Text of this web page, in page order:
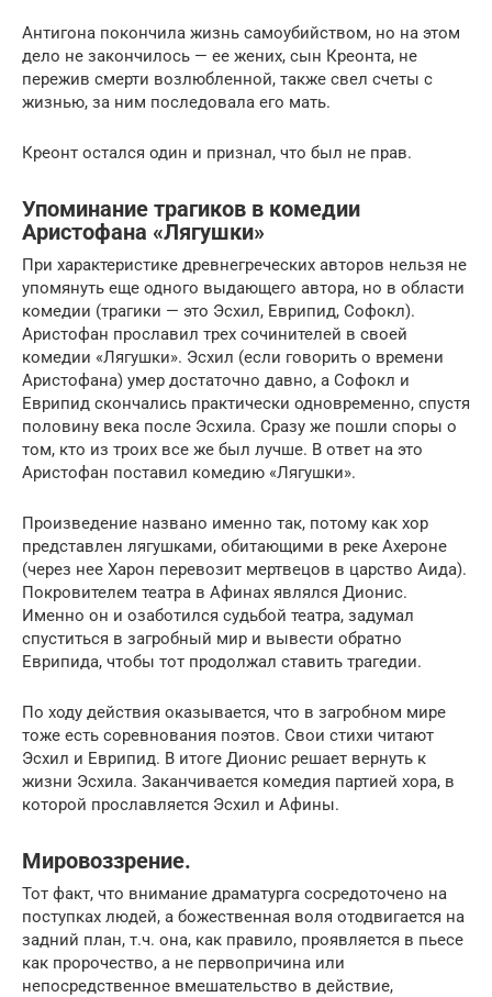
Антигона покончила жизнь самоубийством, но на этом
дело не закончилось — ее жених, сын Креонта, не
пережив смерти возлюбленной, также свел счеты с
жизнью, за ним последовала его мать.
Креонт остался один и признал, что был не прав.
Упоминание трагиков в комедии
Аристофана «Лягушки»
При характеристике древнегреческих авторов нельзя не
упомянуть еще одного выдающего автора, но в области
комедии (трагики — это Эсхил, Еврипид, Софокл).
Аристофан прославил трех сочинителей в своей
комедии «Лягушки». Эсхил (если говорить о времени
Аристофана) умер достаточно давно, а Софокл и
Еврипид скончались практически одновременно, спустя
половину века после Эсхила. Сразу же пошли споры о
том, кто из троих все же был лучше. В ответ на это
Аристофан поставил комедию «Лягушки».
Произведение названо именно так, потому как хор
представлен лягушками, обитающими в реке Ахероне
(через нее Харон перевозит мертвецов в царство Аида).
Покровителем театра в Афинах являлся Дионис.
Именно он и озаботился судьбой театра, задумал
спуститься в загробный мир и вывести обратно
Еврипида, чтобы тот продолжал ставить трагедии.
По ходу действия оказывается, что в загробном мире
тоже есть соревнования поэтов. Свои стихи читают
Эсхил и Еврипид. В итоге Дионис решает вернуть к
жизни Эсхила. Заканчивается комедия партией хора, в
которой прославляется Эсхил и Афины.
Мировоззрение.
Тот факт, что внимание драматурга сосредоточено на
поступках людей, а божественная воля отодвигается на
задний план, т.ч. она, как правило, проявляется в пьесе
как пророчество, а не первопричина или
непосредственное вмешательство в действие,